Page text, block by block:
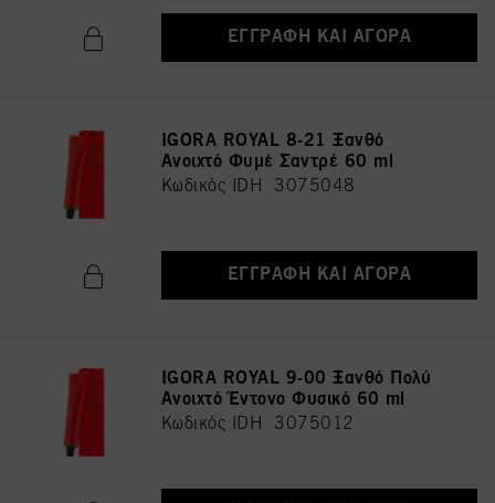
ΕΓΓΡΑΦΉ ΚΑΙ ΑΓΟΡΆ
IGORA ROYAL 8-21 Ξανθό
Ανοιχτό Φυμέ Σαντρέ 60 ml
Κωδικός IDH 3075048
ΕΓΓΡΑΦΉ ΚΑΙ ΑΓΟΡΆ
IGORA ROYAL 9-00 Ξανθό Πολύ
Ανοιχτό Έντονο Φυσικό 60 ml
Κωδικός IDH 3075012